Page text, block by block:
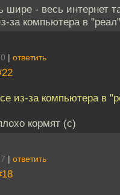
шире - весь интернет
за компьютера в
| ответить
из-за компьютера в
кормят (с)
| ответить